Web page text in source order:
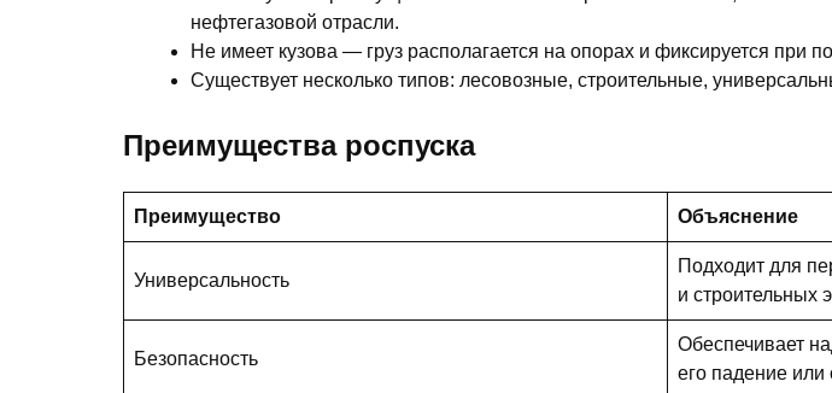
нефтегазовой отрасли.
Не имеет кузова — груз располагается на опорах и фиксируется при
Существует несколько типов: лесовозные, строительные,
Преимущества роспуска
Преимущество Объяснение
Универсальность
Подходит для
и строительных
Безопасность
Обеспечивает
его падение